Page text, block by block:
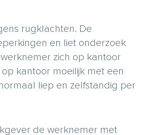
rugklachten. De
en liet onderzoek
zich op kantoor
kantoor moeilijk met een
liep en zelfstandig per
de werknemer met